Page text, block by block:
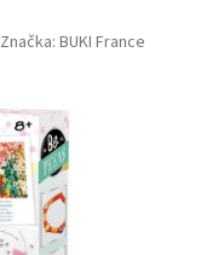
Značka: BUKI France